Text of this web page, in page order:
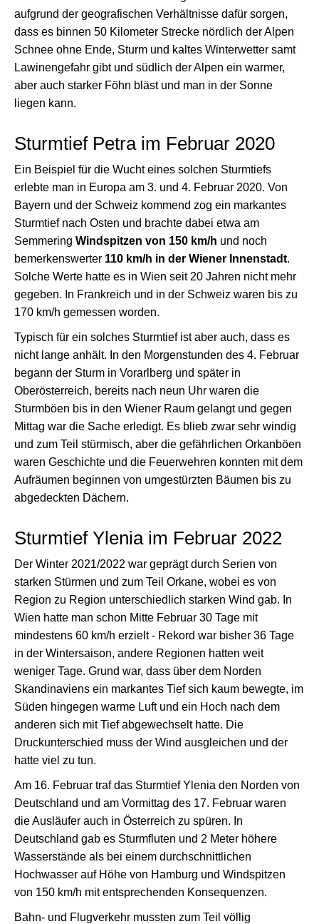
aufgrund der geografischen Verhältnisse dafür sorgen,
dass es binnen 50 Kilometer Strecke nördlich der Alpen
Schnee ohne Ende, Sturm und kaltes Winterwetter samt
Lawinengefahr gibt und südlich der Alpen ein warmer,
aber auch starker Föhn bläst und man in der Sonne
liegen kann.
Sturmtief Petra im Februar 2020
Ein Beispiel für die Wucht eines solchen Sturmtiefs
erlebte man in Europa am 3. und 4. Februar 2020. Von
Bayern und der Schweiz kommend zog ein markantes
Sturmtief nach Osten und brachte dabei etwa am
Semmering Windspitzen von 150 km/h und noch
bemerkenswerter 110 km/h in der Wiener Innenstadt.
Solche Werte hatte es in Wien seit 20 Jahren nicht mehr
gegeben. In Frankreich und in der Schweiz waren bis zu
170 km/h gemessen worden.
Typisch für ein solches Sturmtief ist aber auch, dass es
nicht lange anhält. In den Morgenstunden des 4. Februar
begann der Sturm in Vorarlberg und später in
Oberösterreich, bereits nach neun Uhr waren die
Sturmböen bis in den Wiener Raum gelangt und gegen
Mittag war die Sache erledigt. Es blieb zwar sehr windig
und zum Teil stürmisch, aber die gefährlichen Orkanböen
waren Geschichte und die Feuerwehren konnten mit dem
Aufräumen beginnen von umgestürzten Bäumen bis zu
abgedeckten Dächern.
Sturmtief Ylenia im Februar 2022
Der Winter 2021/2022 war geprägt durch Serien von
starken Stürmen und zum Teil Orkane, wobei es von
Region zu Region unterschiedlich starken Wind gab. In
Wien hatte man schon Mitte Februar 30 Tage mit
mindestens 60 km/h erzielt - Rekord war bisher 36 Tage
in der Wintersaison, andere Regionen hatten weit
weniger Tage. Grund war, dass über dem Norden
Skandinaviens ein markantes Tief sich kaum bewegte, im
Süden hingegen warme Luft und ein Hoch nach dem
anderen sich mit Tief abgewechselt hatte. Die
Druckunterschied muss der Wind ausgleichen und der
hatte viel zu tun.
Am 16. Februar traf das Sturmtief Ylenia den Norden von
Deutschland und am Vormittag des 17. Februar waren
die Ausläufer auch in Österreich zu spüren. In
Deutschland gab es Sturmfluten und 2 Meter höhere
Wasserstände als bei einem durchschnittlichen
Hochwasser auf Höhe von Hamburg und Windspitzen
von 150 km/h mit entsprechenden Konsequenzen.
Bahn- und Flugverkehr mussten zum Teil völlig